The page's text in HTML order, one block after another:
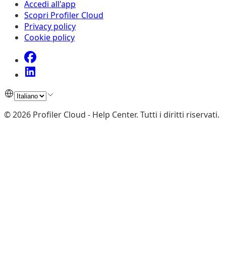
Accedi all'app
Scopri Profiler Cloud
Privacy policy
Cookie policy
©2026 Profiler Cloud - Help Center. Tutti i diritti riservati.